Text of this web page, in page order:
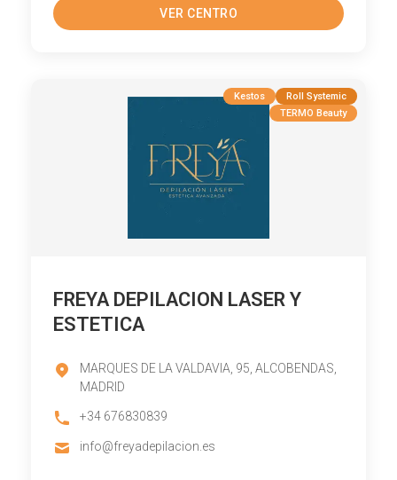
VER CENTRO
Kestos
Roll Systemic
TERMO Beauty
FREYA DEPILACION LASER Y
ESTETICA
MARQUES DE LA VALDAVIA, 95, ALCOBENDAS,
MADRID
+34 676830839
info@freyadepilacion.es